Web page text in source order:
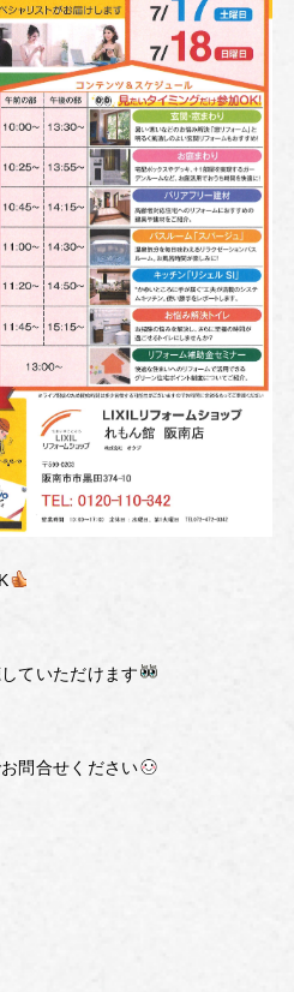
ていただけます
お問合せください